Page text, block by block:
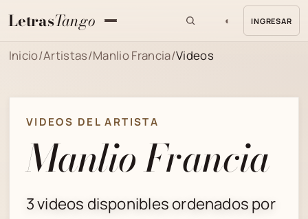
LetrasTango ◐ INGRESAR
Inicio/Artistas/Manlio Francia/Videos
VIDEOS DEL ARTISTA
Manlio Francia
3 videos disponibles ordenados por